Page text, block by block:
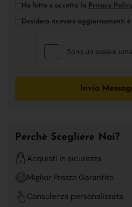
Ho letto e accetto la Privacy
Desidero ricevere aggiornamenti e
Invia
Perchè Scegliere Noi?
Acquisti in sicurezza
Miglior Prezzo Garantito
Consulenza personalizzata